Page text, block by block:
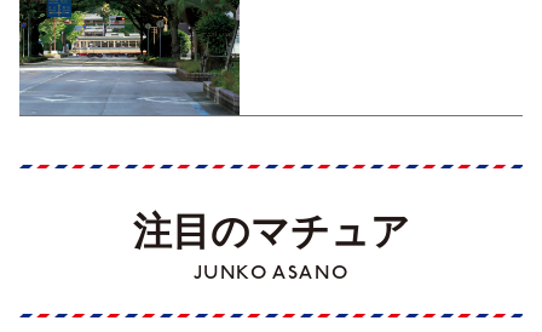
注目のマチュア
JUNKO ASANO